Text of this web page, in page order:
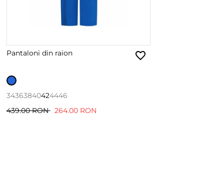
Pantaloni din raion
34363840424446
439.00 RON 264.00 RON